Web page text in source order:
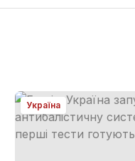
Україна